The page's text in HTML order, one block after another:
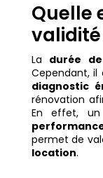
Quelle
validité
La durée
Cependant, il
diagnostic
rénovation
En effet, un
permet de
location.